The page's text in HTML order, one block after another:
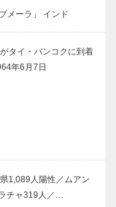
メーラ」 インド
タイ・バンコクに到着
年6月7日
1,089人陽性／ムアン
チャ319人／…